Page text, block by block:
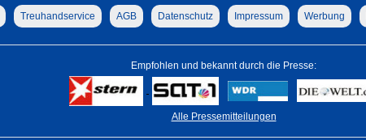
Treuhandservice AGB Datenschutz Impressum Werbung
Empfohlen und bekannt durch die Presse:
Alle Pressemitteilungen